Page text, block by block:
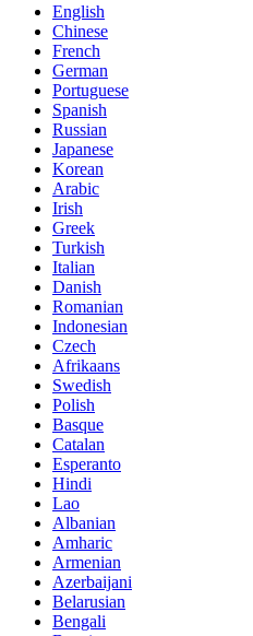
English
Chinese
French
German
Portuguese
Spanish
Russian
Japanese
Korean
Arabic
Irish
Greek
Turkish
Italian
Danish
Romanian
Indonesian
Czech
Afrikaans
Swedish
Polish
Basque
Catalan
Esperanto
Hindi
Lao
Albanian
Amharic
Armenian
Azerbaijani
Belarusian
Bengali